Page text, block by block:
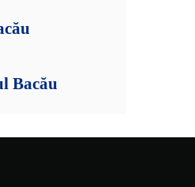
Bacău